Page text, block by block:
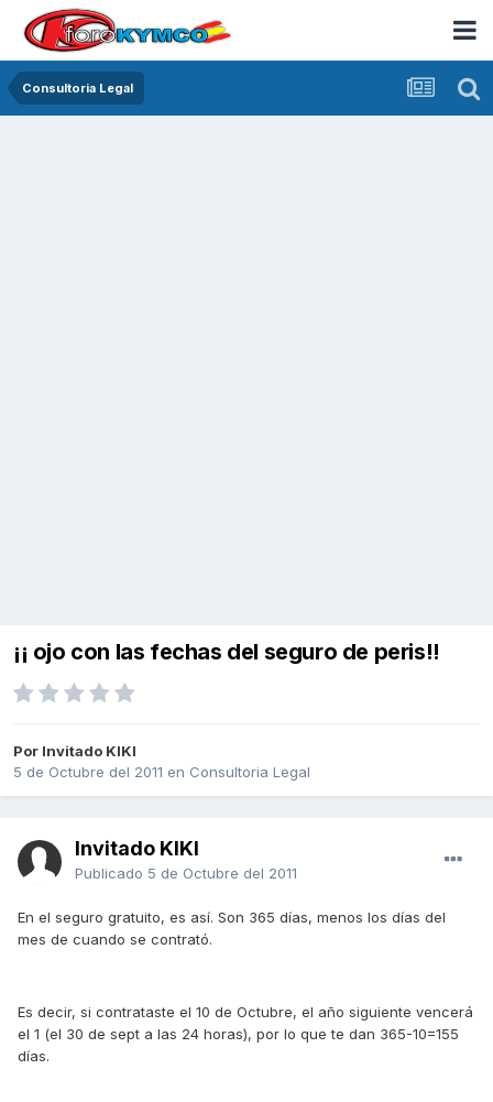
Consultoria Legal
¡¡ ojo con las fechas del seguro de peris!!
Por Invitado KIKI
5 de Octubre del 2011 en Consultoria Legal
Invitado KIKI
Publicado 5 de Octubre del 2011
En el seguro gratuito, es así. Son 365 días, menos los días del
mes de cuando se contrató.
Es decir, si contrataste el 10 de Octubre, el año siguiente vencerá
el 1 (el 30 de sept a las 24 horas), por lo que te dan 365-10=155
días.